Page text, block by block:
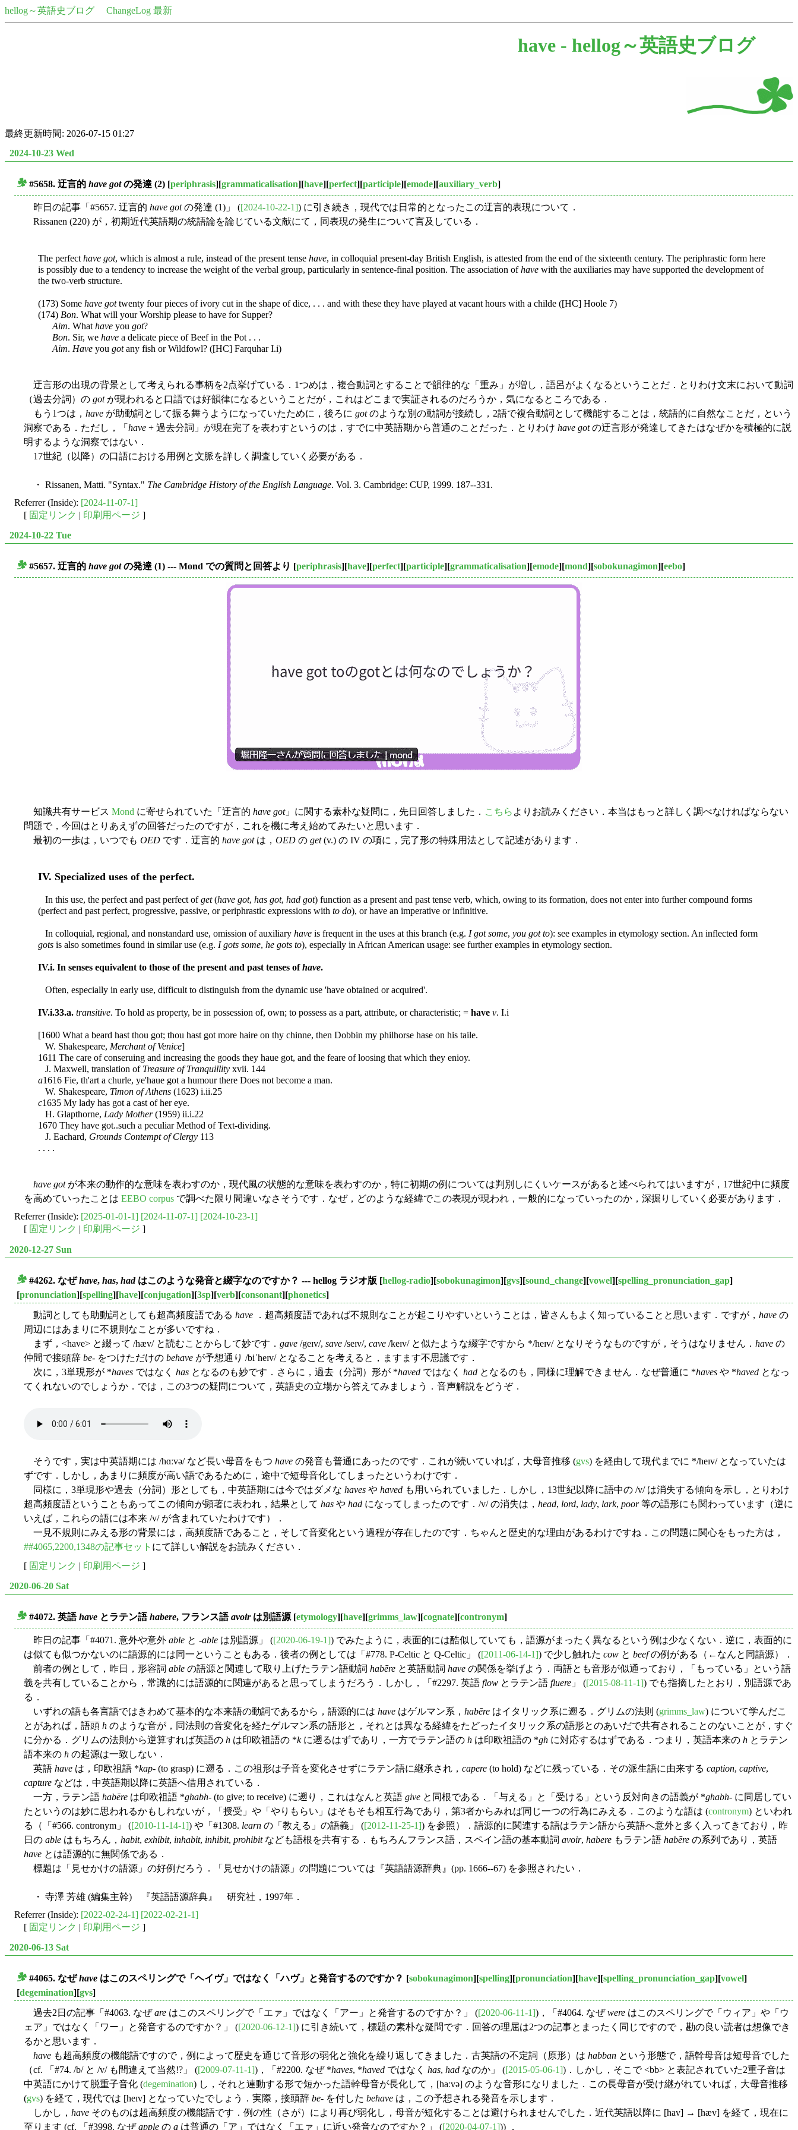
hellog～英語史ブログ ChangeLog 最新
have - hellog～英語史ブログ
最終更新時間: 2026-07-15 01:27
2024-10-23 Wed
#5658. 迂言的 have gotの発達 (2) [periphrasis][grammaticalisation][have][perfect][participle][emode][auxiliary_verb]
昨日の記事「#5657. 迂言的 have gotの発達 (1)」 ([2024-10-22-1]) に引き続き，現代では日常的となったこの迂言的表現について．
Rissanen (220) が，初期近代英語期の統語論を論じている文献にて，同表現の発生について言及している．
The perfect have got, which is almost a rule, instead of the present tense have, in colloquial present-day British English, is attested from the end of the sixteenth century. The periphrastic form here
is possibly due to a tendency to increase the weight of the verbal group, particularly in sentence-final position. The association ofhave with the auxiliaries may have supported the development of
the two-verb structure.
(173) Some have gottwenty four pieces of ivory cut in the shape of dice, . . . and with these they have played at vacant hours with a childe ([HC] Hoole 7)
(174) Bon. What will your Worship please to have for Supper?
Aim. What have you got?
Bon. Sir, we have a delicate piece of Beef in the Pot . . .
Aim. Have you gotany fish or Wildfowl? ([HC] Farquhar I.i)
迂言形の出現の背景として考えられる事柄を2点挙げている．1つめは，複合動詞とすることで韻律的な「重み」が増し，語呂がよくなるということだ．とりわけ文末において動詞
（過去分詞）の gotが現われると口語では好韻律になるということだが，これはどこまで実証されるのだろうか，気になるところである．
もう1つは， have が助動詞として振る舞うようになっていたために，後ろに gotのような別の動詞が接続し，2語で複合動詞として機能することは，統語的に自然なことだ，という
洞察である．ただし，「 have + 過去分詞」が現在完了を表わすというのは，すでに中英語期から普通のことだった．とりわけ have gotの迂言形が発達してきたはなぜかを積極的に説
明するような洞察ではない．
17世紀（以降）の口語における用例と文脈を詳しく調査していく必要がある．
・ Rissanen, Matti. "Syntax." The Cambridge History of the English Language. Vol. 3. Cambridge: CUP, 1999. 187--331.
Referrer (Inside): [2024-11-07-1]
[ 固定リンク | 印刷用ページ ]
2024-10-22 Tue
#5657. 迂言的 have gotの発達 (1) --- Mond での質問と回答より [periphrasis][have][perfect][participle][grammaticalisation][emode][mond][sobokunagimon][eebo]
知識共有サービス Mond に寄せられていた「迂言的 have got」に関する素朴な疑問に，先日回答しました． こちら よりお読みください．本当はもっと詳しく調べなければならない
問題で，今回はとりあえずの回答だったのですが，これを機に考え始めてみたいと思います．
最初の一歩は，いつでも OED です．迂言的 have gotは， OED の get(v.) の IV の項に，完了形の特殊用法として記述があります．
IV. Specialized uses of the perfect.
In this use, the perfect and past perfect ofget(have got, has got, had got) function as a present and past tense verb, which, owing to its formation, does not enter into further compound forms
(perfect and past perfect, progressive, passive, or periphrastic expressions with to do), or have an imperative or infinitive.
In colloquial, regional, and nonstandard use, omission of auxiliary have is frequent in the uses at this branch (e.g. I got some, you got to): see examples in etymology section. An inflected form
gots is also sometimes found in similar use (e.g. I gots some, he gots to), especially in African American usage: see further examples in etymology section.
IV.i. In senses equivalent to those of the present and past tenses ofhave.
Often, especially in early use, difficult to distinguish from the dynamic use 'have obtained or acquired'.
IV.i.33.a. transitive. To hold as property, be in possession of, own; to possess as a part, attribute, or characteristic; = have v. I.i
[1600 What a beard hast thou got; thou hast got more haire on thy chinne, then Dobbin my philhorse hase on his taile.
W. Shakespeare, Merchant of Venice]
1611 The care of conseruing and increasing the goods they haue got, and the feare of loosing that which they enioy.
J. Maxwell, translation of Treasure of Tranquillity xvii. 144
a1616 Fie, th'art a churle, ye'haue got a humour there Does not become a man.
W. Shakespeare, Timon of Athens (1623) i.ii.25
c1635 My lady has got a cast of her eye.
H. Glapthorne, Lady Mother(1959) ii.i.22
1670 They have got..such a peculiar Method of Text-dividing.
J. Eachard, Grounds Contempt of Clergy 113
. . . .
have gotが本来の動作的な意味を表わすのか，現代風の状態的な意味を表わすのか，特に初期の例については判別しにくいケースがあると述べられてはいますが，17世紀中に頻度
を高めていったことは EEBO corpus で調べた限り間違いなさそうです．なぜ，どのような経緯でこの表現が現われ，一般的になっていったのか，深掘りしていく必要があります．
Referrer (Inside): [2025-01-01-1] [2024-11-07-1] [2024-10-23-1]
[ 固定リンク | 印刷用ページ ]
2020-12-27 Sun
#4262. なぜhave, has, hadはこのような発音と綴字なのですか？ --- hellog ラジオ版 [hellog-radio][sobokunagimon][gvs][sound_change][vowel][spelling_pronunciation_gap]
[pronunciation][spelling][have][conjugation][3sp][verb][consonant][phonetics]
動詞としても助動詞としても超高頻度語である have ．超高頻度語であれば不規則なことが起こりやすいということは，皆さんもよく知っていることと思います．ですが， have の
周辺にはあまりに不規則なことが多いですね．
まず，<have> と綴って /hæv/ と読むことからして妙です． gave /geɪv/, save /seɪv/, cave /keɪv/ と似たような綴字ですから */heɪv/ となりそうなものですが，そうはなりません． have の
仲間で接頭辞 be- をつけただけの behave が予想通り /biˈheɪv/ となることを考えると，ますます不思議です．
次に，3単現形が *haves ではなく has となるのも妙です．さらに，過去（分詞）形が *haved ではなく had となるのも，同様に理解できません．なぜ普通に *haves や *haved となっ
てくれないのでしょうか．では，この3つの疑問について，英語史の立場から答えてみましょう．音声解説をどうぞ．
そうです，実は中英語期には /hɑːvə/ など長い母音をもつ have の発音も普通にあったのです．これが続いていれば，大母音推移 (gvs) を経由して現代までに */heɪv/ となっていたは
ずです．しかし，あまりに頻度が高い語であるために，途中で短母音化してしまったというわけです．
同様に，3単現形や過去（分詞）形としても，中英語期には今ではダメな haves や haved も用いられていました．しかし，13世紀以降に語中の /v/ は消失する傾向を示し，とりわけ
超高頻度語ということもあってこの傾向が顕著に表われ，結果として has や had になってしまったのです．/v/ の消失は， head, lord, lady, lark, poor等の語形にも関わっています（逆に
いえば，これらの語には本来 /v/ が含まれていたわけです）．
一見不規則にみえる形の背景には，高頻度語であること，そして音変化という過程が存在したのです．ちゃんと歴史的な理由があるわけですね．この問題に関心をもった方は，
##4065,2200,1348の記事セット にて詳しい解説をお読みください．
[ 固定リンク | 印刷用ページ ]
2020-06-20 Sat
#4072. 英語have とラテン語habere, フランス語avoirは別語源 [etymology][have][grimms_law][cognate][contronym]
昨日の記事「#4071. 意外や意外 able と -able は別語源」 ([2020-06-19-1]) でみたように，表面的には酷似していても，語源がまったく異なるという例は少なくない．逆に，表面的に
は似ても似つかないのに語源的には同一ということもある．後者の例としては「#778. P-Celtic と Q-Celtic」 ([2011-06-14-1]) で少し触れた cow と beefの例がある（←なんと同語源）．
前者の例として，昨日，形容詞 able の語源と関連して取り上げたラテン語動詞 habēre と英語動詞 have の関係を挙げよう．両語とも音形が似通っており，「もっている」という語
義を共有していることから，常識的には語源的に関連があると思ってしまうだろう．しかし，「#2297. 英語 flow とラテン語 fluere 」 ([2015-08-11-1]) でも指摘したとおり，別語源であ
る．
いずれの語も各言語ではきわめて基本的な本来語の動詞であるから，語源的には have はゲルマン系， habēre はイタリック系に遡る．グリムの法則 (grimms_law) について学んだこ
とがあれば，語頭 h のような音が，同法則の音変化を経たゲルマン系の語形と，それとは異なる経緯をたどったイタリック系の語形とのあいだで共有されることのないことが，すぐ
に分かる．グリムの法則から逆算すれば英語の h は印欧祖語の *kに遡るはずであり，一方でラテン語の h は印欧祖語の *gh に対応するはずである．つまり，英語本来の h とラテン
語本来の h の起源は一致しない．
英語 have は，印欧祖語 *kap- (to grasp) に遡る．この祖形は子音を変化させずにラテン語に継承され， capere (to hold) などに残っている．その派生語に由来する caption, captive,
capture などは，中英語期以降に英語へ借用されている．
一方，ラテン語 habēre は印欧祖語 *ghabh- (to give; to receive) に遡り，これはなんと英語 give と同根である．「与える」と「受ける」という反対向きの語義が *ghabh- に同居してい
たというのは妙に思われるかもしれないが，「授受」や「やりもらい」はそもそも相互行為であり，第3者からみれば同じ一つの行為にみえる．このような語は (contronym) といわれ
る（「#566. contronym」 ([2010-11-14-1]) や「#1308. learn の「教える」の語義」 ([2012-11-25-1]) を参照）．語源的に関連する語はラテン語から英語へ意外と多く入ってきており，昨
日の able はもちろん， habit, exhibit, inhabit, inhibit, prohibitなども語根を共有する．もちろんフランス語，スペイン語の基本動詞 avoir, habere もラテン語 habēre の系列であり，英語
have とは語源的に無関係である．
標題は「見せかけの語源」の好例だろう．「見せかけの語源」の問題については『英語語源辞典』(pp. 1666--67) を参照されたい．
・ 寺澤 芳雄 (編集主幹) 『英語語源辞典』 研究社，1997年．
Referrer (Inside): [2022-02-24-1] [2022-02-21-1]
[ 固定リンク | 印刷用ページ ]
2020-06-13 Sat
#4065. なぜhave はこのスペリングで「ヘイヴ」ではなく「ハヴ」と発音するのですか？ [sobokunagimon][spelling][pronunciation][have][spelling_pronunciation_gap][vowel]
[degemination][gvs]
過去2日の記事「#4063. なぜare はこのスペリングで「エァ」ではなく「アー」と発音するのですか？」 ([2020-06-11-1])，「#4064. なぜwere はこのスペリングで「ウィア」や「ウ
ェア」ではなく「ワー」と発音するのですか？」 ([2020-06-12-1]) に引き続いて，標題の素朴な疑問です．回答の理屈は2つの記事とまったく同じですので，勘の良い読者は想像でき
るかと思います．
have も超高頻度の機能語ですので，例によって歴史を通じて音形の弱化と強化を繰り返してきました．古英語の不定詞（原形）は habban という形態で，語幹母音は短母音でした
（cf. 「#74. /b/ と /v/ も間違えて当然!?」 ([2009-07-11-1])，「#2200. なぜ *haves, *haved ではなく has, had なのか」 ([2015-05-06-1])．しかし，そこで <bb> と表記されていた2重子音は
中英語にかけて脱重子音化 (degemination) し，それと連動する形で短かった語幹母音が長化して，[haːvə] のような音形になりました．この長母音が受け継がれていれば，大母音推移
(gvs) を経て，現代では [heɪv] となっていたでしょう．実際，接頭辞 be- を付した behave は，この予想される発音を示します．
しかし， have そのものは超高頻度の機能語です．例の性（さが）により再び弱化し，母音が短化することは避けられませんでした．近代英語以降に [hav] → [hæv] を経て，現在に
至ります (cf. 「#3998. なぜapple の a は普通の「ア」ではなく「エァ」に近い発音なのですか？」 ([2020-04-07-1])) ．